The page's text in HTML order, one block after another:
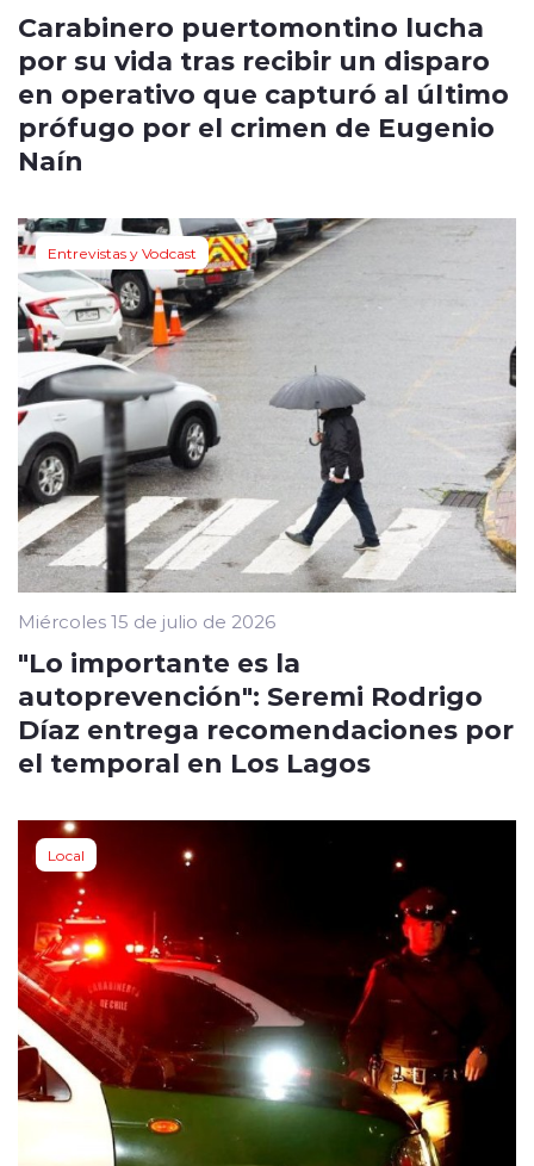
Carabinero puertomontino lucha
por su vida tras recibir un disparo
en operativo que capturó al último
prófugo por el crimen de Eugenio
Naín
Entrevistas y Vodcast
Miércoles 15 de julio de 2026
"Lo importante es la
autoprevención": Seremi Rodrigo
Díaz entrega recomendaciones por
el temporal en Los Lagos
Local